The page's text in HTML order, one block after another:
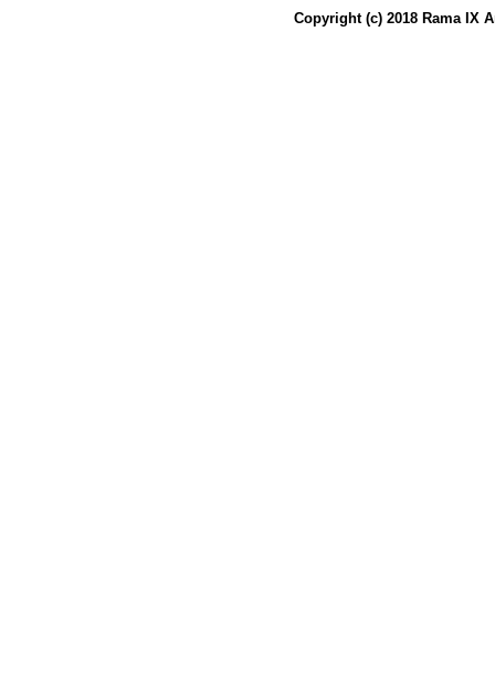
Copyright (c) 2018 Rama IX